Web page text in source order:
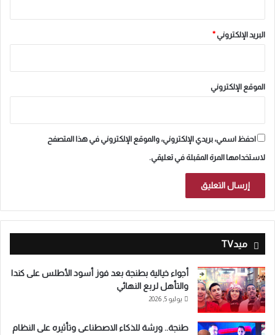
البريد الإلكتروني*
الموقع الإلكتروني
احفظ اسمي، بريدي الإلكتروني، والموقع الإلكتروني في هذا المتصفح
لاستخدامها المرة المقبلة في تعليقي.
ميدTV
أجواء خيالية بطنجة بعد فوز أسود الأطلس على كندا
والتأهل لربع النهائي
يوليو 5, 2026
طنجة.. ورشة للذكاء الاصطناعى وتأثيره على النظام